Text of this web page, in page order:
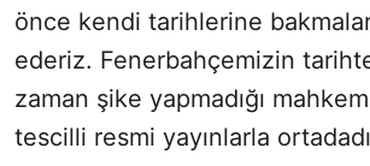
önce kendi tarihlerine
ederiz. Fenerbahçemizin
zaman şike yapmadığı
tescilli resmi yayınlarla